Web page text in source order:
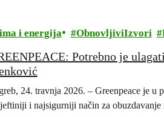
i energija ObnovljiviIzvori
Potrebno je
24. travnja 2026. – Greenpeace je u
i najsigurniji način za obuzdavanje